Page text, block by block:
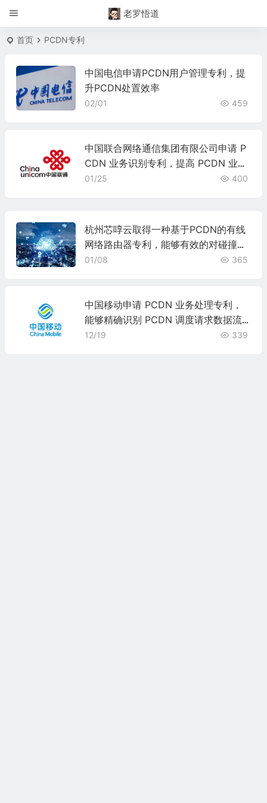
老罗悟道
首页 PCDN专利
中国电信申请PCDN用户管理专利，提
升PCDN处置效率
02/01 459
中国联合网络通信集团有限公司申请 P
CDN 业务识别专利，提高 PCDN 业务
识别准确度
01/25 400
杭州芯啍云取得一种基于PCDN的有线
网络路由器专利，能够有效的对碰撞冲
击进行缓冲
01/08 365
中国移动申请 PCDN 业务处理专利，
能够精确识别 PCDN 调度请求数据流
并封堵
12/19 339